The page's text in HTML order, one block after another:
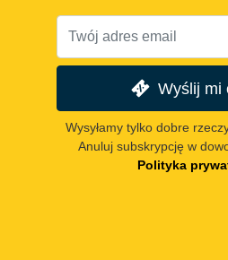
Wyślij mi
Wysyłamy tylko dobre
Anuluj subskrypcję w
Polityka